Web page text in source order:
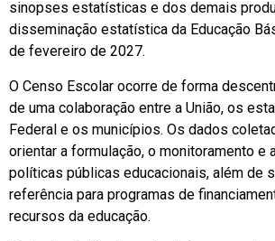
sinopses estatísticas e dos demais
disseminação estatística da Educação
de fevereiro de 2027.
O Censo Escolar ocorre de forma
de uma colaboração entre a União, os
Federal e os municípios. Os dados
orientar a formulação, o monitoramento e
políticas públicas educacionais, além de
referência para programas de
recursos da educação.